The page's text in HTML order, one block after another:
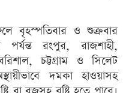
বৃহস্পতিবার ও শুক্রবার
রংপুর, রাজশাহী,
চট্টগ্রাম ও সিলেট
দমকা হাওয়াসহ